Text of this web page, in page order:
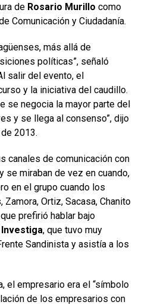
de Rosario Murillo como
Comunicación y Ciudadanía.
más allá de
políticas”, señaló
salir del evento, el
y la iniciativa del caudillo.
se negocia la mayor parte del
y se llega al consenso”, dijo
2013.
canales de comunicación con
se miraban de vez en cuando,
en el grupo cuando los
Ortiz, Sacasa, Chanito
prefirió hablar bajo
, que tuvo muy
Sandinista y asistía a los
el empresario era el “símbolo
de los empresarios con